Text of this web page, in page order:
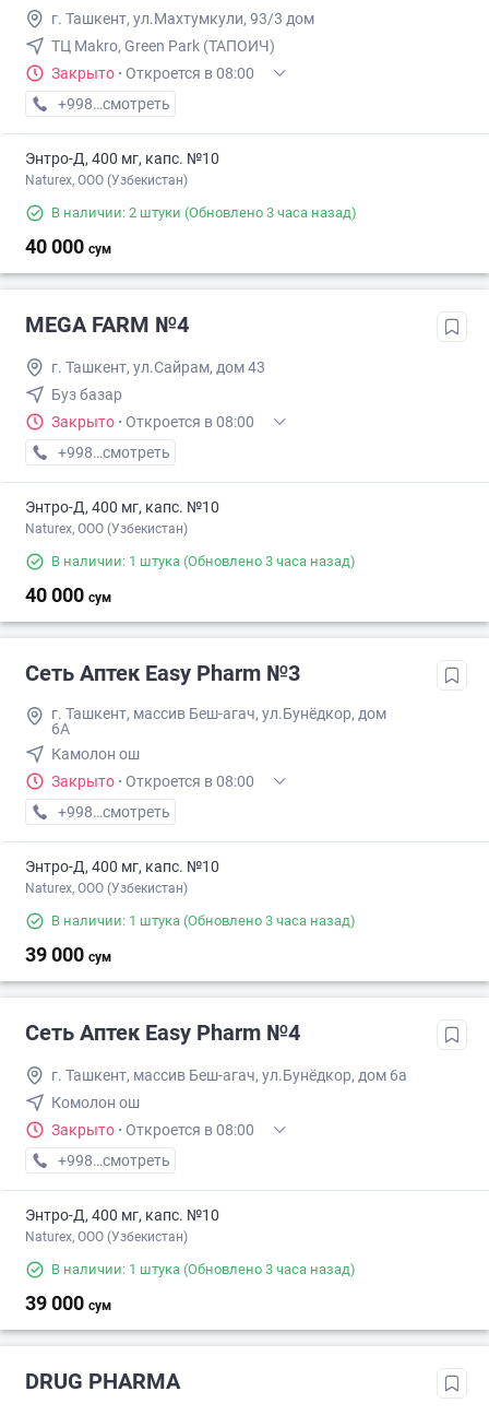
г. Ташкент, ул.Махтумкули, 93/3 дом
ТЦ Makro, Green Park (ТАПОИЧ)
Закрыто · Откроется в 08:00
+998 (55) XXX-XX-XX
смотреть
Энтро-Д, 400 мг, капс. №10
Naturex, OOO (Узбекистан)
В наличии: 2 штуки (Обновлено 3 часа назад)
40 000 сум
MEGA FARM №4
г. Ташкент, ул.Сайрам, дом 43
Буз базар
Закрыто · Откроется в 08:00
+998 (55) XXX-XX-XX
смотреть
Энтро-Д, 400 мг, капс. №10
Naturex, OOO (Узбекистан)
В наличии: 1 штука (Обновлено 3 часа назад)
40 000 сум
Сеть Аптек Easy Pharm №3
г. Ташкент, массив Беш-агач, ул.Бунёдкор, дом
6А
Камолон ош
Закрыто · Откроется в 08:00
+998 (71) XXX-XX-XX
смотреть
Энтро-Д, 400 мг, капс. №10
Naturex, OOO (Узбекистан)
В наличии: 1 штука (Обновлено 3 часа назад)
39 000 сум
Сеть Аптек Easy Pharm №4
г. Ташкент, массив Беш-агач, ул.Бунёдкор, дом 6а
Комолон ош
Закрыто · Откроется в 08:00
+998 (71) XXX-XX-XX
смотреть
Энтро-Д, 400 мг, капс. №10
Naturex, OOO (Узбекистан)
В наличии: 1 штука (Обновлено 3 часа назад)
39 000 сум
DRUG PHARMA